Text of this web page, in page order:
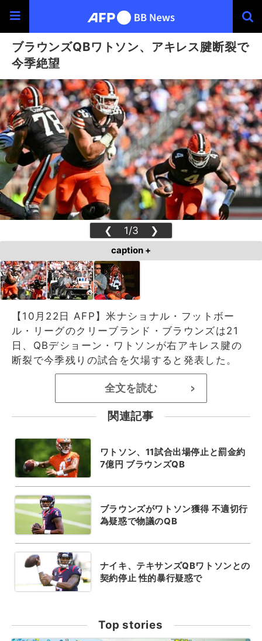
ブラウンズQBワトソン、アキレス腱断裂で
今季絶望
❮ 1/3 ❯
caption +
【10月22日 AFP】米ナショナル・フットボー
ル・リーグのクリーブランド・ブラウンズは21
日、QBデショーン・ワトソンが右アキレス腱の
断裂で今季残りの試合を欠場すると発表した。
全文を読む >
関連記事
ワトソン、11試合出場停止と罰金約
7億円 ブラウンズQB
ブラウンズがワトソン獲得 不適切行
為疑惑で物議のQB
ナイキ、テキサンズQBワトソンとの
契約停止 性的暴行疑惑で
Top stories